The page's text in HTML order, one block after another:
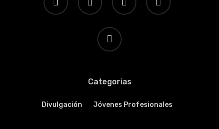
email
Categorias
Divulgación Jóvenes Profesionales